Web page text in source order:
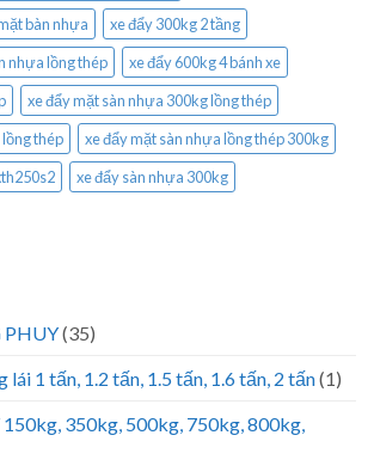
bàn nhựa
xe đẩy 300kg 2 tầng
nhựa lồng thép
xe đẩy 600kg 4 bánh xe
xe đẩy mặt sàn nhựa 300kg lồng thép
thép
xe đẩy mặt sàn nhựa lồng thép 300kg
xe đẩy sàn nhựa 300kg
(35)
lái 1 tấn, 1.2 tấn, 1.5 tấn, 1.6 tấn, 2 tấn(1)
350kg, 500kg, 750kg, 800kg,